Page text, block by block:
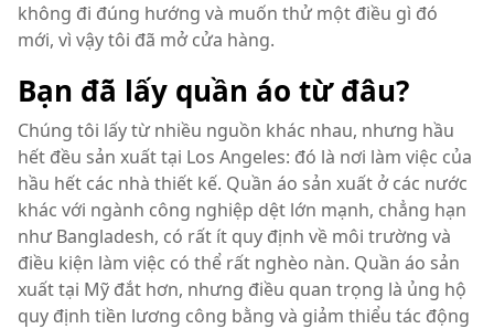
không đi đúng hướng và muốn thử một điều gì đó
mới, vì vậy tôi đã mở cửa hàng.
Bạn đã lấy quần áo từ đâu?
Chúng tôi lấy từ nhiều nguồn khác nhau, nhưng hầu
hết đều sản xuất tại Los Angeles: đó là nơi làm việc của
hầu hết các nhà thiết kế. Quần áo sản xuất ở các nước
khác với ngành công nghiệp dệt lớn mạnh, chẳng hạn
như Bangladesh, có rất ít quy định về môi trường và
điều kiện làm việc có thể rất nghèo nàn. Quần áo sản
xuất tại Mỹ đắt hơn, nhưng điều quan trọng là ủng hộ
quy định tiền lương công bằng và giảm thiểu tác động